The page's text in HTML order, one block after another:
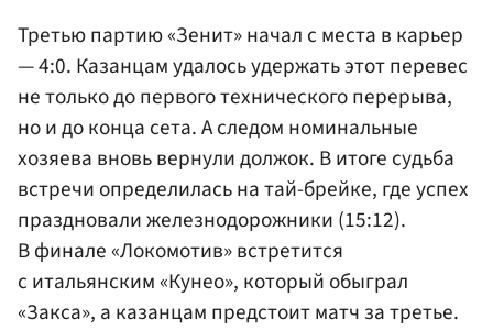
Третью партию «Зенит» начал с места в карьер
— 4:0. Казанцам удалось удержать этот перевес
не только до первого технического перерыва,
но и до конца сета. А следом номинальные
хозяева вновь вернули должок. В итоге судьба
встречи определилась на тай-брейке, где успех
праздновали железнодорожники (15:12).
В финале «Локомотив» встретится
с итальянским «Кунео», который обыграл
«Закса», а казанцам предстоит матч за третье.